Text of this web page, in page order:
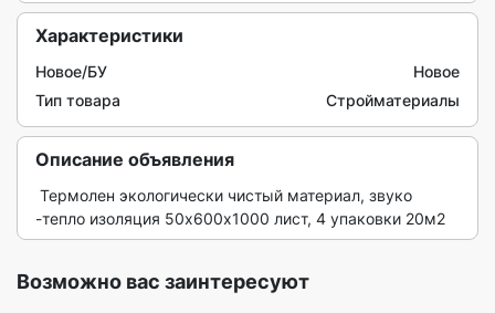
Характеристики
Новое/БУ
Новое
Тип товара
Стройматериалы
Описание объявления
-тепло изоляция 50х600х1000 лист, 4 упаковки 20м2
Возможно вас заинтересуют